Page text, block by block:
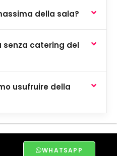
della sala?
senza catering del
usufruire della
WHATSAPP